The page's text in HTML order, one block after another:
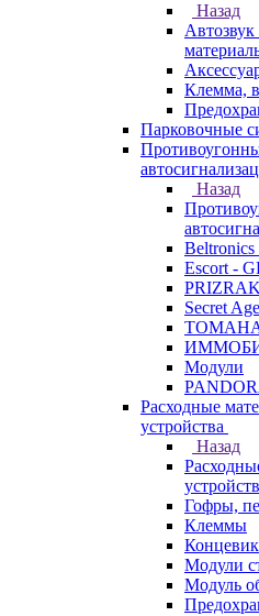
Назад
Клемма,
Парковочные
Назад
Escort -
PRIZRAK
Secret
Модули
Расходные
устройства
Назад
Гофры,
Клеммы
Концевик
Модули
Модуль